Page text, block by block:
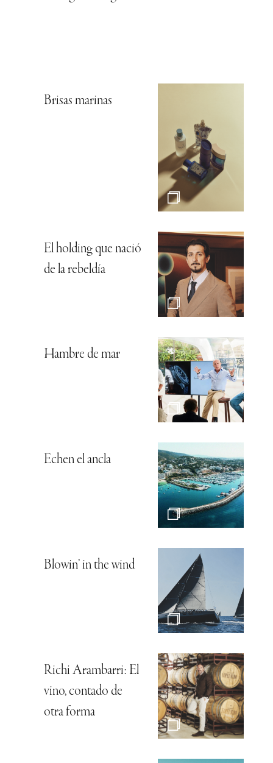
Brisas marinas
El holding que nació
de la rebeldía
Hambre de mar
Echen el ancla
Blowin’ in the wind
Richi Arambarri: El
vino, contado de
otra forma